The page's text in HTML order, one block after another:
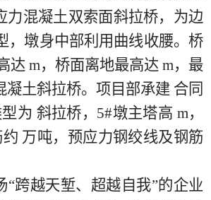
力混凝土双索面斜拉桥，为边
，墩身中部利用曲线收腰。桥
达 m，桥面离地最高达 m，最
凝土斜拉桥。项目部承建 合同
为 斜拉桥， 5#墩主塔高 m，
万吨，预应力钢绞线及钢筋
“跨越天堑、超越自我”的企业